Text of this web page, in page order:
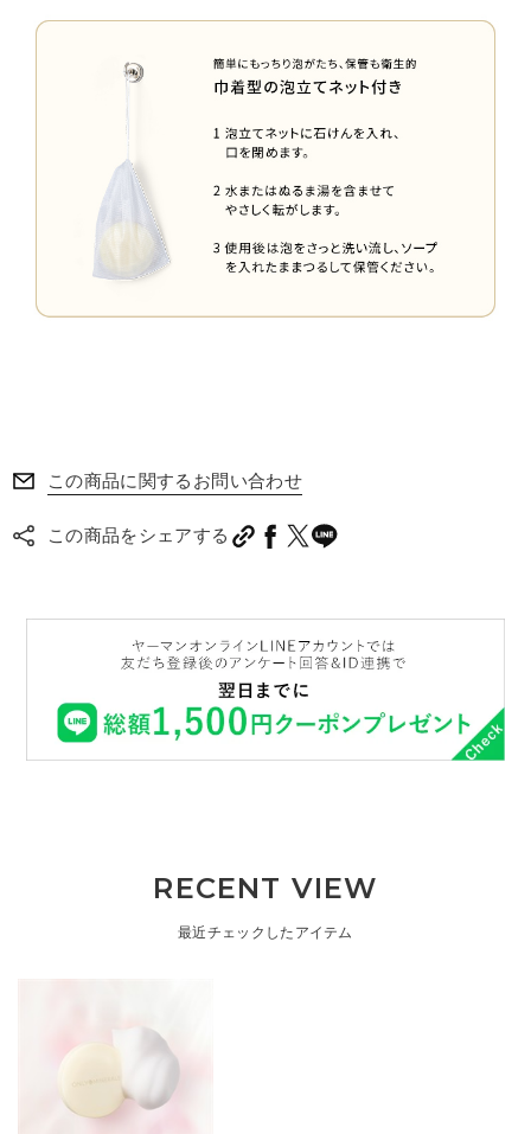
この商品に関するお問い合わせ
この商品をシェアする
RECENT VIEW
最近チェックしたアイテム